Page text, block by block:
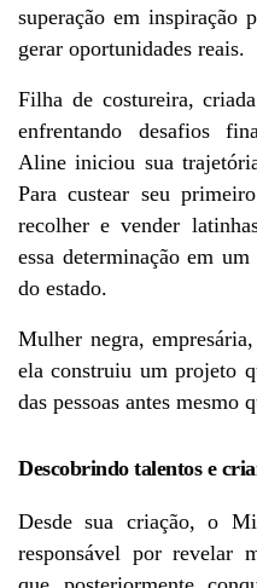
superação em inspiração
gerar oportunidades reais.
Filha de costureira,
enfrentando desafios
Aline iniciou sua
Para custear seu
recolher e vender
essa determinação em
do estado.
Mulher negra,
ela construiu um projeto
das pessoas antes mesmo
Descobrindo talentos e
Desde sua criação, o
responsável por revelar